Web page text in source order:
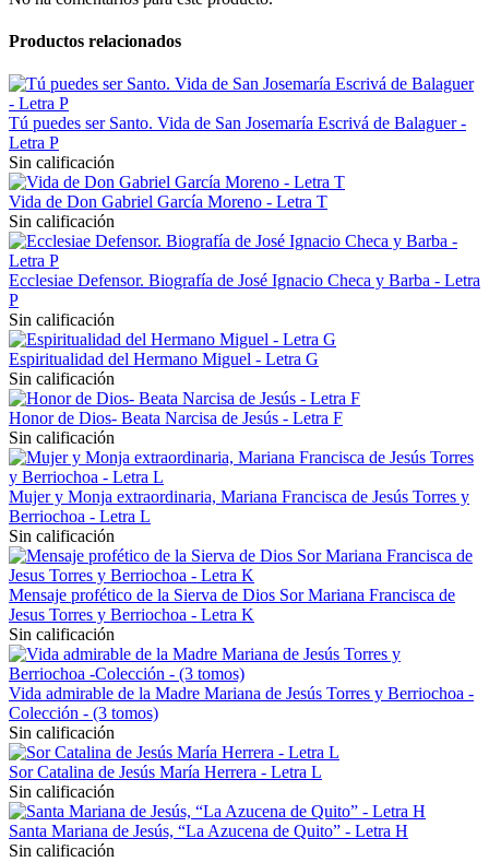
Productos relacionados
Tú puedes ser Santo. Vida de San Josemaría Escrivá de Balaguer -
Letra P
Sin calificación
Vida de Don Gabriel García Moreno - Letra T
Sin calificación
Ecclesiae Defensor. Biografía de José Ignacio Checa y Barba - Letra
P
Sin calificación
Espiritualidad del Hermano Miguel - Letra G
Sin calificación
Honor de Dios- Beata Narcisa de Jesús - Letra F
Sin calificación
Mujer y Monja extraordinaria, Mariana Francisca de Jesús Torres y
Berriochoa - Letra L
Sin calificación
Mensaje profético de la Sierva de Dios Sor Mariana Francisca de
Jesus Torres y Berriochoa - Letra K
Sin calificación
Vida admirable de la Madre Mariana de Jesús Torres y Berriochoa -
Colección - (3 tomos)
Sin calificación
Sor Catalina de Jesús María Herrera - Letra L
Sin calificación
Santa Mariana de Jesús, “La Azucena de Quito” - Letra H
Sin calificación